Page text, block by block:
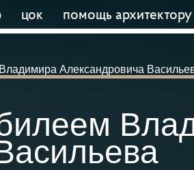
цок помощь архитектору
Александровича